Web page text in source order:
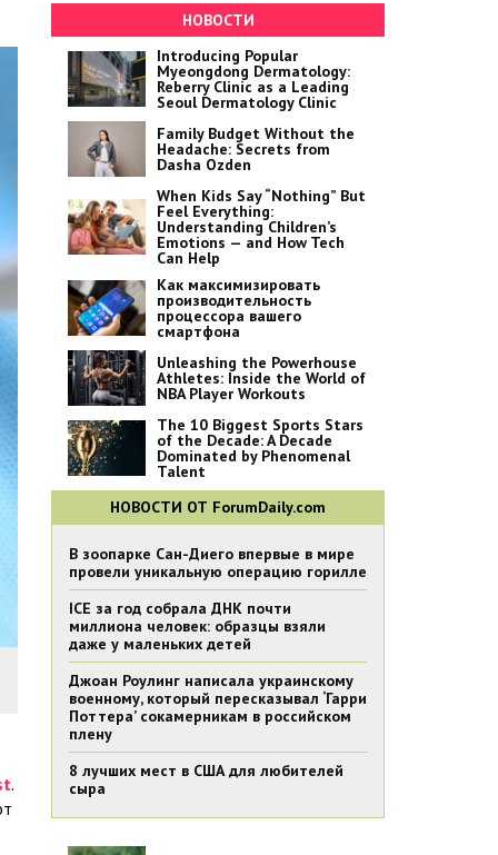
.
НОВОСТИ
Introducing Popular
Myeongdong Dermatology:
Reberry Clinic as a Leading
Seoul Dermatology Clinic
Family Budget Without the
Headache: Secrets from
Dasha Ozden
When Kids Say “Nothing” But
Feel Everything:
Understanding Children’s
Emotions — and How Tech
Can Help
Как максимизировать
производительность
процессора вашего
смартфона
Unleashing the Powerhouse
Athletes: Inside the World of
NBA Player Workouts
The 10 Biggest Sports Stars
of the Decade: A Decade
Dominated by Phenomenal
Talent
НОВОСТИ ОТ ForumDaily.com
В зоопарке Сан-Диего впервые в мире
провели уникальную операцию горилле
ICE за год собрала ДНК почти
миллиона человек: образцы взяли
даже у маленьких детей
Джоан Роулинг написала украинскому
военному, который пересказывал ‘Гарри
Поттера’ сокамерникам в российском
плену
8 лучших мест в США для любителей
сыра